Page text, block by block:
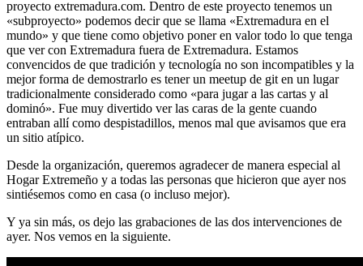
proyecto extremadura.com. Dentro de este proyecto tenemos un
«subproyecto» podemos decir que se llama «Extremadura en el
mundo» y que tiene como objetivo poner en valor todo lo que tenga
que ver con Extremadura fuera de Extremadura. Estamos
convencidos de que tradición y tecnología no son incompatibles y la
mejor forma de demostrarlo es tener un meetup de git en un lugar
tradicionalmente considerado como «para jugar a las cartas y al
dominó». Fue muy divertido ver las caras de la gente cuando
entraban allí como despistadillos, menos mal que avisamos que era
un sitio atípico.
Desde la organización, queremos agradecer de manera especial al
Hogar Extremeño y a todas las personas que hicieron que ayer nos
sintiésemos como en casa (o incluso mejor).
Y ya sin más, os dejo las grabaciones de las dos intervenciones de
ayer. Nos vemos en la siguiente.